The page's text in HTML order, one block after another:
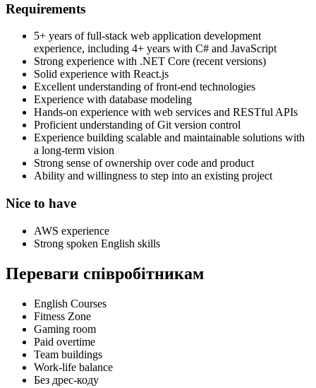
Requirements
5+ years of full-stack web application development
experience, including 4+ years with C# and JavaScript
Strong experience with .NET Core (recent versions)
Solid experience with React.js
Excellent understanding of front-end technologies
Experience with database modeling
Hands-on experience with web services and RESTful APIs
Proficient understanding of Git version control
Experience building scalable and maintainable solutions with
a long-term vision
Strong sense of ownership over code and product
Ability and willingness to step into an existing project
Nice to have
AWS experience
Strong spoken English skills
Переваги співробітникам
English Courses
Fitness Zone
Gaming room
Paid overtime
Team buildings
Work-life balance
Без дрес-коду